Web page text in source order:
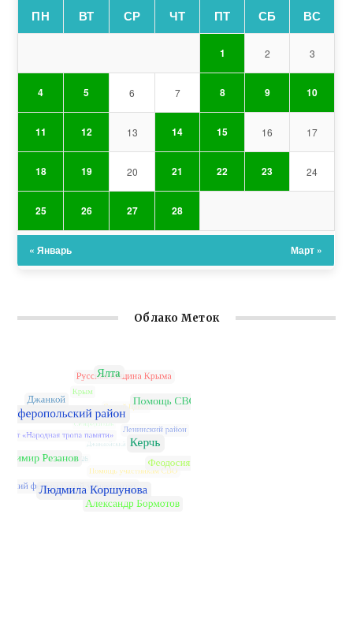
ПН ВТ СР ЧТ ПТ СБ ВС
1 2 3
4 5 6 7 8 9 10
11 12 13 14 15 16 17
18 19 20 21 22 23 24
25 26 27 28
« Январь Март »
Облако Меток